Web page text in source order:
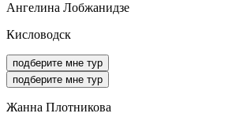
Ангелина Лобжанидзе
Кисловодск
подберите мне тур
подберите мне тур
Жанна Плотникова